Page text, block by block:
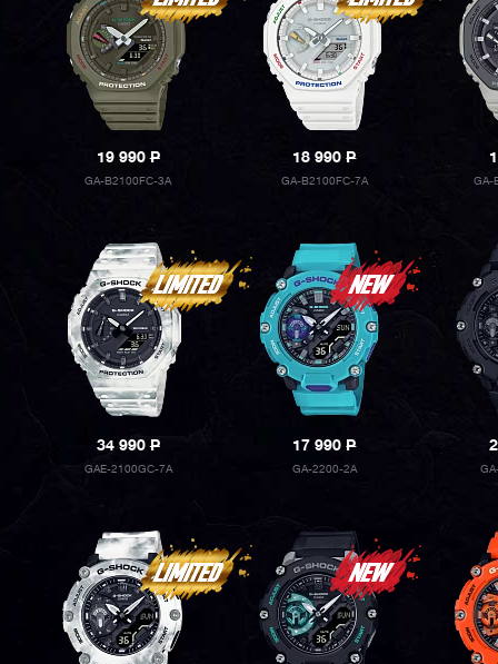
19 990P
GA-B2100FC-3A
18 990P
GA-B2100FC-7A GA-
34 990P
GAE-2100GC-7A
17 990P
GA-2200-2A